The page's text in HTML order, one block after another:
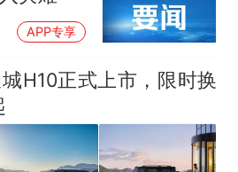
APP专享
H10正式上市，限时换